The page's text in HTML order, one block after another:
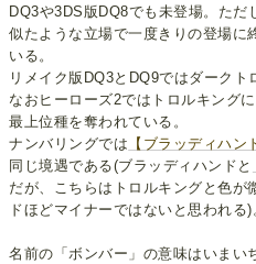
DQ3や3DS版DQ8でも未登場。た
似たような立場で一度きりの登場に
いる。
リメイク版DQ3とDQ9ではダークト
なおヒーローズ2ではトロルキング
最上位種を奪われている。
ナンバリングでは 【ブラッディハン
同じ境遇である(ブラッディハンドと
だが、こちらはトロルキングと色が
ドほどマイナーではないと思われる)
名前の「ボンバー」の意味はいまい